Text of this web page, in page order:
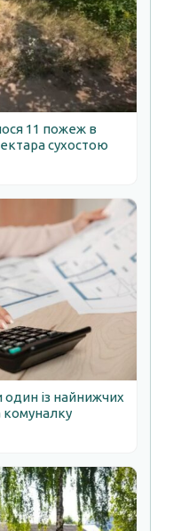
11 пожеж в
сухостою
один із найнижчих
комуналку